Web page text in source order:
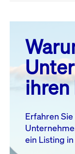
August 26
MO. DI.
3
4
10 11
17
18
Erfahren
ein Listing